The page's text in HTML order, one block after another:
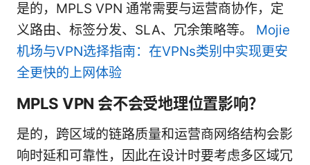
是的，MPLS VPN 通常需要与运营商协作，定
义路由、标签分发、SLA、冗余策略等。 Mojie
机场与VPN选择指南：在VPNs类别中实现更安
全更快的上网体验
MPLS VPN 会不会受地理位置影响？
是的，跨区域的链路质量和运营商网络结构会影
响时延和可靠性，因此在设计时要考虑多区域冗